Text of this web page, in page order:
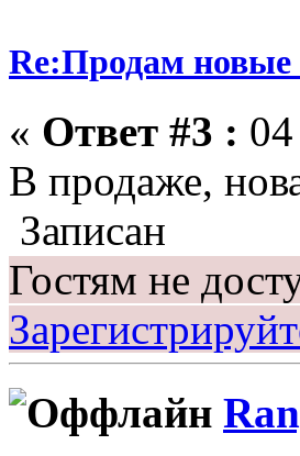
Re:Продам новые
« Ответ #3 :
В продаже,
Записан
Гостям не